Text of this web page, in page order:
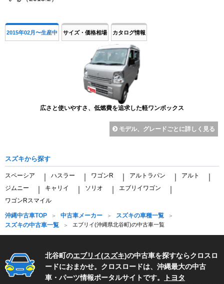
2015年02月〜生産中 サイズ・価格相場 カタログ情報
広さと使いやすさ、低燃費を追求した軽ワンボックス
モデル、グレードごとに詳しく見る
スズキから探す
スペーシア ハスラー ワゴンR アルトラパン アルト
ジムニー キャリイ ソリオ エブリイワゴン
ワゴンRスマイル
沖縄中古車TOP 中古車メーカー
スズキの車種一覧
スズキの中古車一覧
エブリイ(沖縄県北谷町)の中古車一覧
北谷町のエブリイ(スズキ)の中古車を探すならクロスロ
ードにおまかせ。クロスロードは、沖縄最大の中古
車・パーツ情報ポータルサイトです。
トヨタ